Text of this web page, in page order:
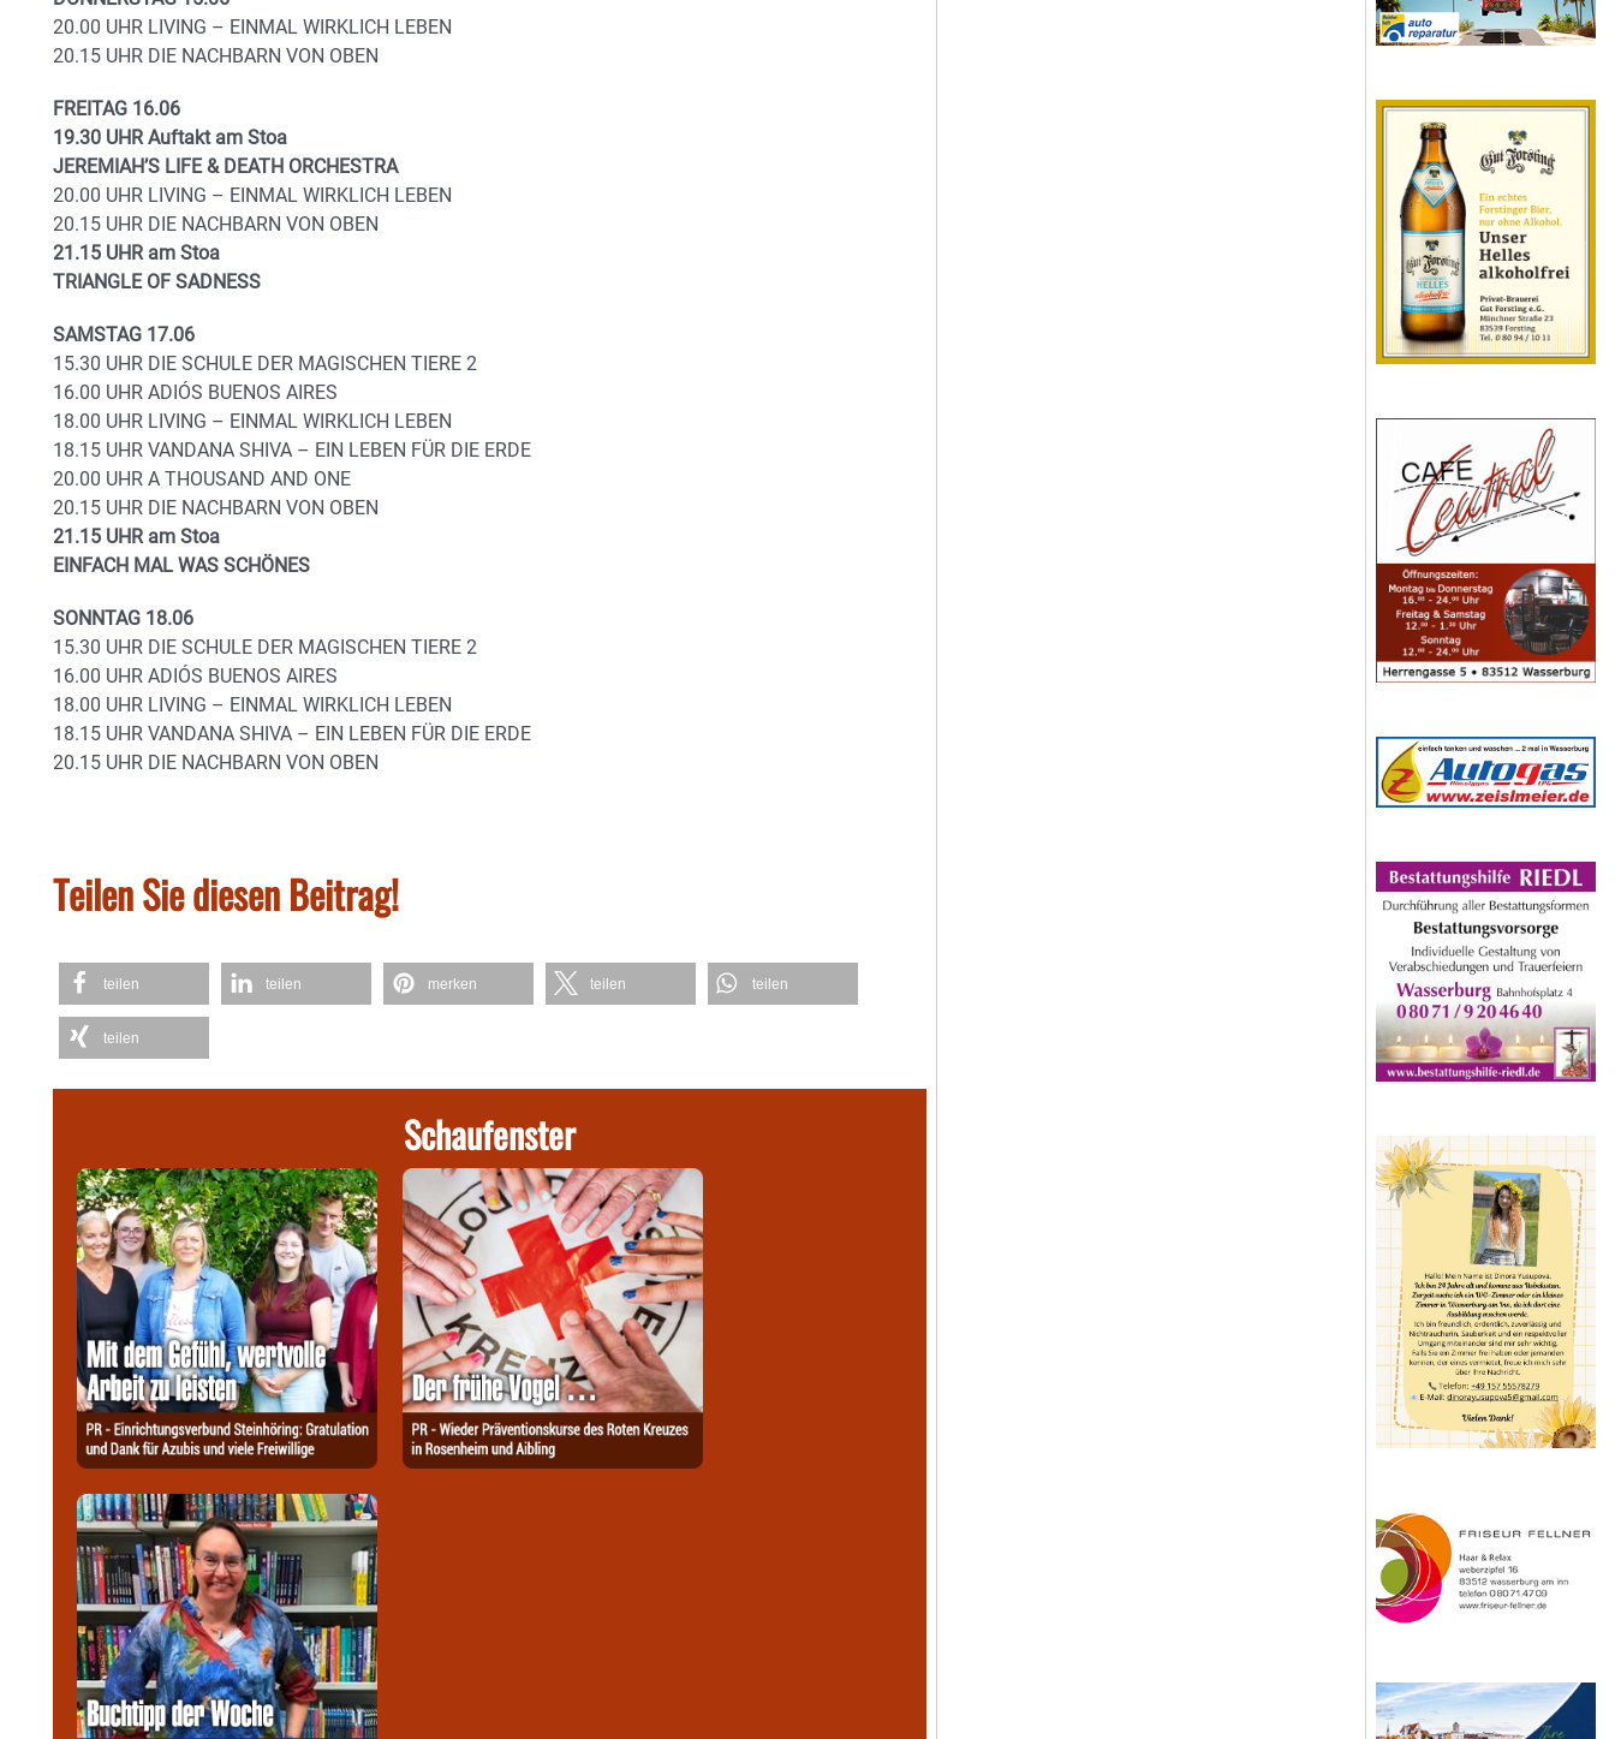
20.00 UHR LIVING – EINMAL WIRKLICH LEBEN
20.15 UHR DIE NACHBARN VON OBEN
FREITAG 16.06
19.30 UHR Auftakt am Stoa
JEREMIAH’S LIFE & DEATH ORCHESTRA
20.00 UHR LIVING – EINMAL WIRKLICH LEBEN
20.15 UHR DIE NACHBARN VON OBEN
21.15 UHR am Stoa
TRIANGLE OF SADNESS
SAMSTAG 17.06
15.30 UHR DIE SCHULE DER MAGISCHEN TIERE 2
16.00 UHR ADIÓS BUENOS AIRES
18.00 UHR LIVING – EINMAL WIRKLICH LEBEN
18.15 UHR VANDANA SHIVA – EIN LEBEN FÜR DIE ERDE
20.00 UHR A THOUSAND AND ONE
20.15 UHR DIE NACHBARN VON OBEN
21.15 UHR am Stoa
EINFACH MAL WAS SCHÖNES
SONNTAG 18.06
15.30 UHR DIE SCHULE DER MAGISCHEN TIERE 2
16.00 UHR ADIÓS BUENOS AIRES
18.00 UHR LIVING – EINMAL WIRKLICH LEBEN
18.15 UHR VANDANA SHIVA – EIN LEBEN FÜR DIE ERDE
20.15 UHR DIE NACHBARN VON OBEN
Teilen Sie diesen Beitrag!
teilen teilen merken teilen teilen
teilen
Schaufenster